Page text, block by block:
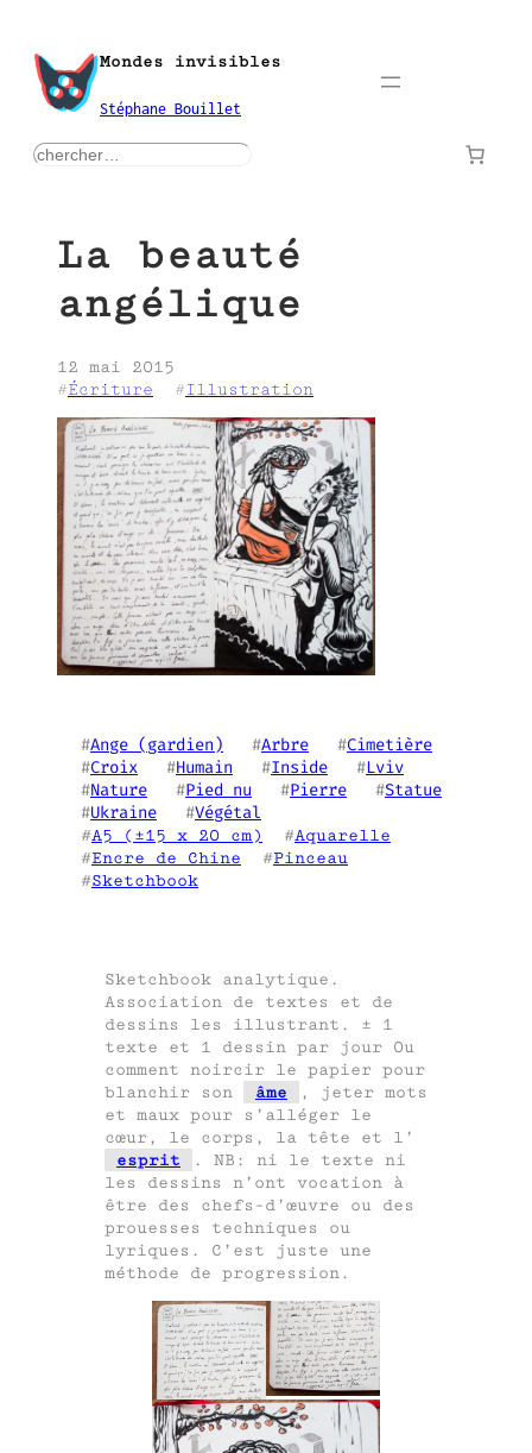
contenu
Mondes invisibles
Stéphane Bouillet
rechercher
La beauté
angélique
12 mai 2015
#Écriture
  #
Illustration
#Ange (gardien)
   #
Arbre
   #
Cimetière
#Croix
   #
Humain
   #
Inside
   #
Lviv
#Nature
   #
Pied nu
   #
Pierre
   #
Statue
#Ukraine
   #
Végétal
#A5 (±15 x 20 cm)
  #
Aquarelle
#Encre de Chine
  #
Pinceau
#Sketchbook
Sketchbook analytique.
Association de textes et de
dessins les illustrant. ± 1
texte et 1 dessin par jour Ou
comment noircir le papier pour
blanchir son
âme
, jeter mots
et maux pour s’alléger le
cœur, le corps, la tête et l’
esprit
. NB: ni le texte ni
les dessins n’ont vocation à
être des chefs-d’œuvre ou des
prouesses techniques ou
lyriques. C’est juste une
méthode de progression.